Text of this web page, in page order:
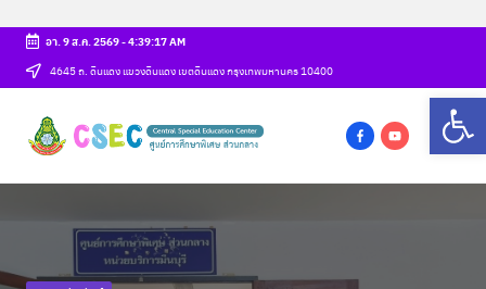
Skip
content
อา. 9 ส.ค. 2569-4:39:18 AM
4645 ถ. ดินแดง แขวงดินแดง เขตดินแดง กรุงเทพมหานคร 10400
ศู
น
ย์
csec
a
o